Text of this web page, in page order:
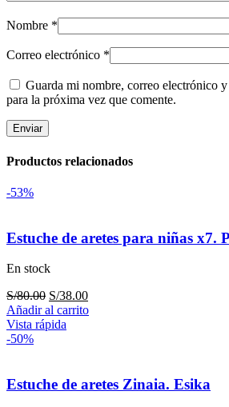
Nombre *
Correo electrónico *
Guarda mi nombre, correo electrónico
para la próxima vez que comente.
Productos relacionados
-53%
Estuche de aretes para niñas x7.
En stock
S/80.00 El
precio
original
S/38.00El
precio
Añadir al carrito
Vista rápida
-50%
Estuche de aretes Zinaia. Esika